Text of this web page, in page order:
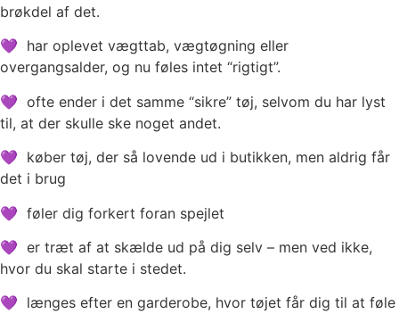
brøkdel af det.
💜 har oplevet vægttab, vægtøgning eller
overgangsalder, og nu føles intet “rigtigt”.
💜 ofte ender i det samme “sikre” tøj, selvom du har lyst
til, at der skulle ske noget andet.
💜 køber tøj, der så lovende ud i butikken, men aldrig får
det i brug
💜 føler dig forkert foran spejlet
💜 er træt af at skælde ud på dig selv – men ved ikke,
hvor du skal starte i stedet.
💜 længes efter en garderobe, hvor tøjet får dig til at føle